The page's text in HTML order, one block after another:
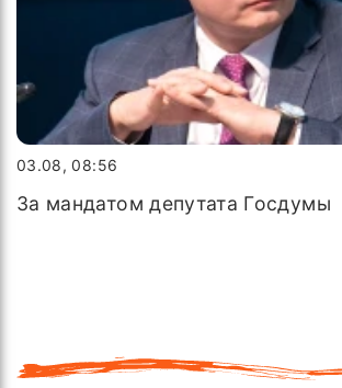
03.08, 08:56
За мандатом депутата Госдумы